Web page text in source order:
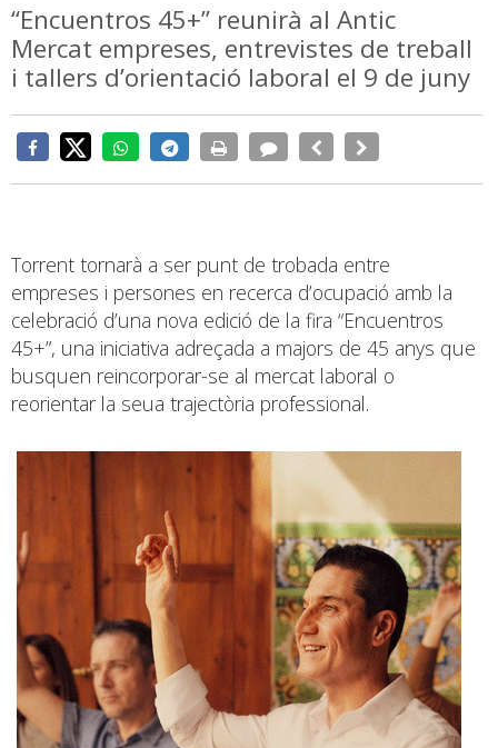
“Encuentros 45+” reunirà al Antic
Mercat empreses, entrevistes de treball
i tallers d’orientació laboral el 9 de juny
Torrent tornarà a ser punt de trobada entre
empreses i persones en recerca d’ocupació amb la
celebració d’una nova edició de la fira “Encuentros
45+”, una iniciativa adreçada a majors de 45 anys que
busquen reincorporar-se al mercat laboral o
reorientar la seua trajectòria professional.